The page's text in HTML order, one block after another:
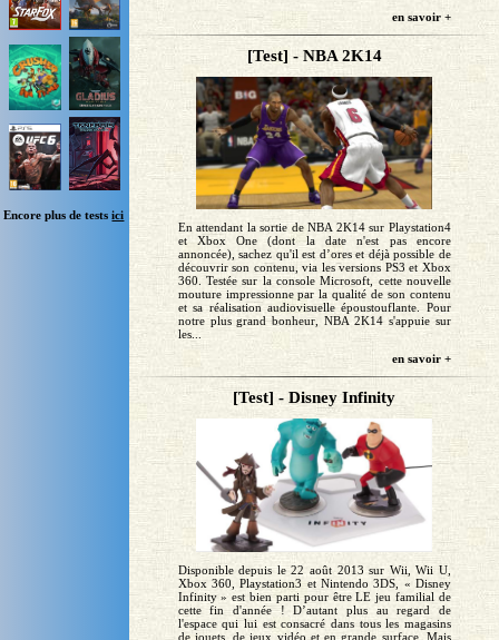
Encore plus de testsici
en savoir +
[Test] - NBA 2K14
En attendant la sortie de NBA 2K14 sur Playstation4
et Xbox One (dont la date n'est pas encore
annoncée), sachez qu'il est d’ores et déjà possible de
découvrir son contenu, via les versions PS3 et Xbox
360. Testée sur la console Microsoft, cette nouvelle
mouture impressionne par la qualité de son contenu
et sa réalisation audiovisuelle époustouflante. Pour
notre plus grand bonheur, NBA 2K14 s'appuie sur
les...
en savoir +
[Test] - Disney Infinity
Disponible depuis le 22 août 2013 sur Wii, Wii U,
Xbox 360, Playstation3 et Nintendo 3DS, « Disney
Infinity » est bien parti pour être LE jeu familial de
cette fin d'année ! D’autant plus au regard de
l'espace qui lui est consacré dans tous les magasins
de jouets, de jeux vidéo et en grande surface. Mais